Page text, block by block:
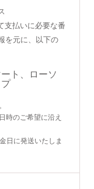
支払いに必要な番
を元に、以下の
時のご希望に沿え
日に発送いたしま